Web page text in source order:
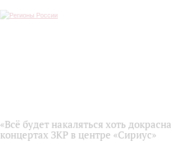
«Всё будет накаляться хоть
концертах ЗКР в центре «Сириус»